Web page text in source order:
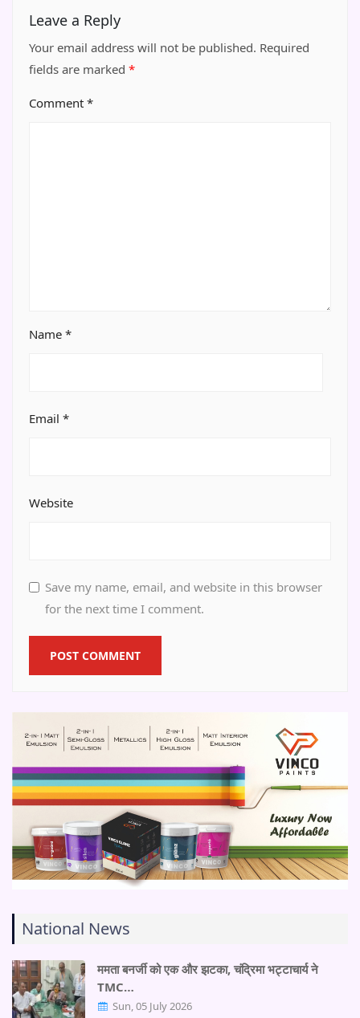
Leave a Reply
Your email address will not be published. Required
fields are marked *
Comment *
Name *
Email *
Website
Save my name, email, and website in this browser
for the next time I comment.
National News
ममता बनर्जी को एक और झटका, चंद्रिमा भट्टाचार्य ने
TMC…
Sun, 05 July 2026